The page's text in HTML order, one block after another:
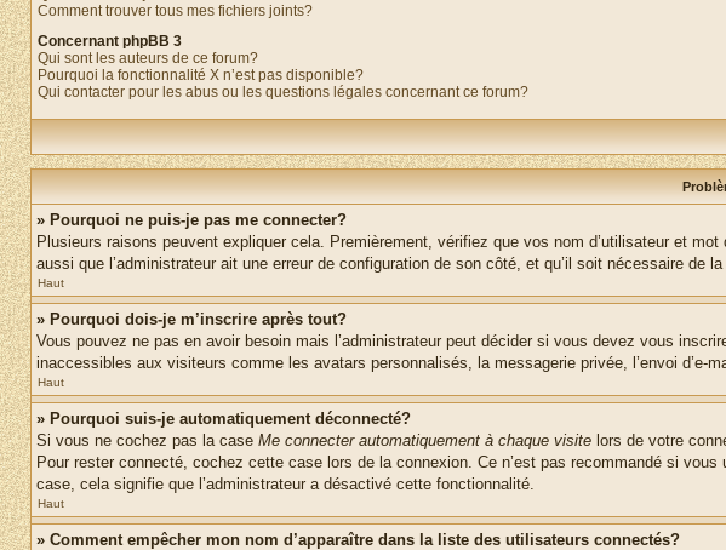
Comment trouver tous mes fichiers joints?
Concernant phpBB 3
Qui sont les auteurs de ce forum?
Pourquoi la fonctionnalité X n’est pas disponible?
Qui contacter pour les abus ou les questions légales concernant ce forum?
» Pourquoi ne puis-je pas me connecter?
Plusieurs raisons peuvent expliquer cela. Premièrement, vérifiez que vos nom d’utilisateur et
aussi que l’administrateur ait une erreur de configuration de son côté, et qu’il soit nécessaire de la
Haut
» Pourquoi dois-je m’inscrire après tout?
Vous pouvez ne pas en avoir besoin mais l’administrateur peut décider si vous devez vous
inaccessibles aux visiteurs comme les avatars personnalisés, la messagerie privée, l’envoi d’e-
Haut
» Pourquoi suis-je automatiquement déconnecté?
Si vous ne cochez pas la case Me connecter automatiquement à chaque visite lors de votre
Pour rester connecté, cochez cette case lors de la connexion. Ce n’est pas recommandé si
case, cela signifie que l’administrateur a désactivé cette fonctionnalité.
Haut
» Comment empêcher mon nom d’apparaître dans la liste des utilisateurs connectés?